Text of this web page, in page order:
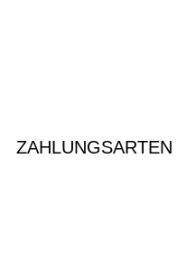
ZAHLUNGSARTEN